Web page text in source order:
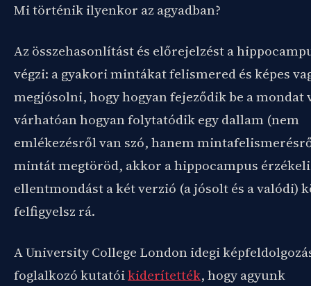
Mi történik ilyenkor az agyadban?
Az összehasonlítást és előrejelzést a
végzi: a gyakori mintákat felismered és képes
megjósolni, hogy hogyan fejeződik be a mondat
várhatóan hogyan folytatódik egy dallam (nem
emlékezésről van szó, hanem
mintát megtöröd, akkor a hippocampus
ellentmondást a két verzió (a jósolt és a valódi)
felfigyelsz rá.
A University College London idegi
foglalkozó kutatóikiderítették, hogy agyunk